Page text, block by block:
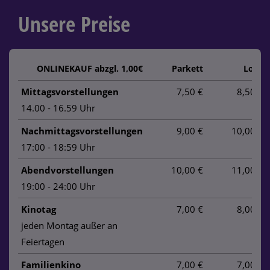
Unsere Preise
ONLINEKAUF abzgl. 1,00€ Parkett Loge
Mittagsvorstellungen
14.00 - 16.59 Uhr
7,50 € 8,50 €
Nachmittagsvorstellungen
17:00 - 18:59 Uhr
9,00 € 10,00 €
Abendvorstellungen
19:00 - 24:00 Uhr
10,00 € 11,00 €
Kinotag
jeden Montag außer an
Feiertagen
7,00 € 8,00 €
Familienkino
7,00 € 7,00 €